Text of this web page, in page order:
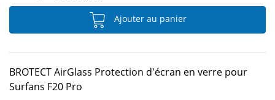
Ajouter au panier
BROTECT AirGlass Protection d'écran en verre pour
Surfans F20 Pro